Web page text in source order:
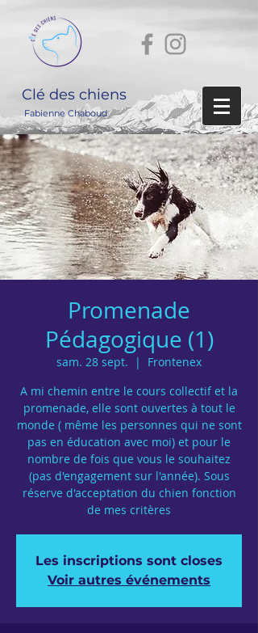
Clé des chiens
Fabienne Chaboud
Promenade
Pédagogique (1)
sam. 28 sept.
  |
Frontenex
A mi chemin entre le cours collectif et la
promenade, elle sont ouvertes à tout le
monde ( même les personnes qui ne sont
pas en éducation avec moi) et pour le
nombre de fois que vous le souhaitez
(pas d'engagement sur l'année). Sous
réserve d'acceptation du chien fonction
de mes critères
Les inscriptions sont closes
Voir autres événements